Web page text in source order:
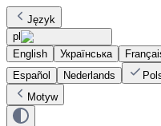
Język
pl
English
Українська
Español
Nederlands
Motyw